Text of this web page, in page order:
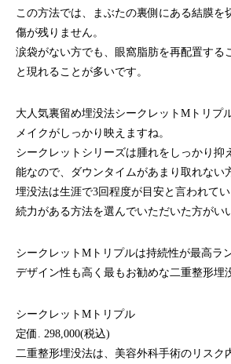
この方法では、まぶたの裏側にある結膜を
傷が残りません。
涙袋がない方でも、眼窩脂肪を再配置する
と現れることが多いです。
大人気裏留め埋没法シークレットMトリプ
メイクがしっかり映えますね。
シークレットシリーズは腫れをしっかり抑
能なので、ダウンタイムがあまり取れない
埋没法は生涯で3回程度が目安と言われて
続力がある方法を選んでいただいた方がい
シークレットMトリプルは持続性が最高ラ
デザイン性も高く最もお勧めな二重整形埋
シークレットMトリプル
定価. 298,000(税込)
二重整形埋没法は、美容外科手術のリスク